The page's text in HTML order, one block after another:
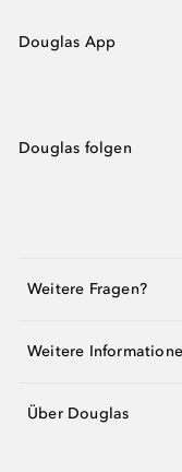
Douglas App
Douglas folgen
Weitere Fragen?
Weitere
Über Douglas